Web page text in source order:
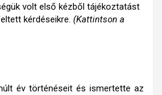
volt első kézből tájékoztatást
kérdéseikre. (Kattintson a
év történéseit és ismertette az